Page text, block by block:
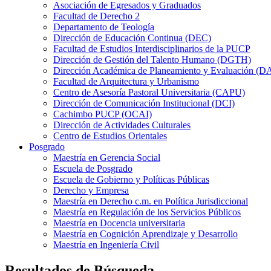
Asociación de Egresados y Graduados
Facultad de Derecho 2
Departamento de Teología
Dirección de Educación Continua (DEC)
Facultad de Estudios Interdisciplinarios de la PUCP
Dirección de Gestión del Talento Humano (DGTH)
Dirección Académica de Planeamiento y Evaluación
Facultad de Arquitectura y Urbanismo
Centro de Asesoría Pastoral Universitaria (CAPU)
Dirección de Comunicación Institucional (DCI)
Cachimbo PUCP (OCAI)
Dirección de Actividades Culturales
Centro de Estudios Orientales
Posgrado
Maestría en Gerencia Social
Escuela de Posgrado
Escuela de Gobierno y Políticas Públicas
Derecho y Empresa
Maestría en Derecho c.m. en Política Jurisdiccional
Maestría en Regulación de los Servicios Públicos
Maestría en Docencia universitaria
Maestría en Cognición Aprendizaje y Desarrollo
Maestría en Ingeniería Civil